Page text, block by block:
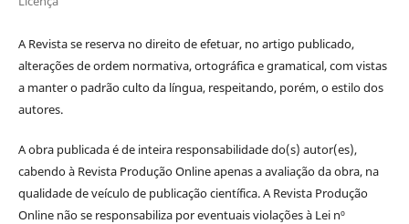
A Revista se reserva no direito de efetuar, no artigo publicado,
alterações de ordem normativa, ortográfica e gramatical, com vistas
a manter o padrão culto da língua, respeitando, porém, o estilo dos
autores.
A obra publicada é de inteira responsabilidade do(s) autor(es),
cabendo à Revista Produção Online apenas a avaliação da obra, na
qualidade de veículo de publicação científica. A Revista Produção
Online não se responsabiliza por eventuais violações à Lei nº